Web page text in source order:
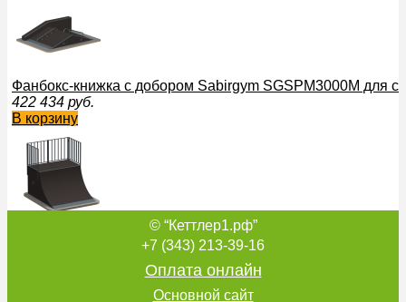
Фанбокс-книжка с добором Sabirgym SGSPM3000M для
422 434 руб.
В корзину
Радиус Sabirgym SGSPM1002М для скейт парка спорт
© “Кеттлер1.рф”
+7 (343) 213-39-16
Оплата онлайн
Основной сайт